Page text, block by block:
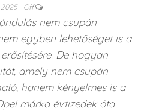
2025 Off
nem csupán
egyben lehetőséget is a
De hogyan
amely nem csupán
hanem kényelmes is a
márka évtizedek óta